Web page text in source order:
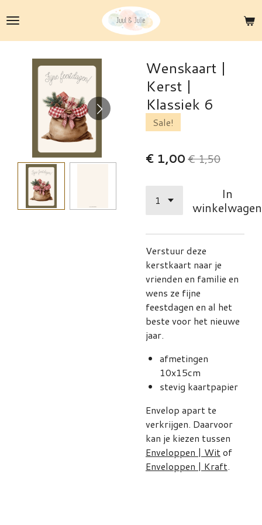
direct
naar
hoofdinhoud
Wenskaart |
Kerst |
Klassiek 6
Sale!
€ 1,00€ 1,50
In
winkelwagen
Verstuur deze
kerstkaart naar je
vrienden en familie en
wens ze fijne
feestdagen en al het
beste voor het nieuwe
jaar.
afmetingen
10x15cm
stevig kaartpapier
Envelop apart te
verkrijgen. Daarvoor
kan je kiezen tussen
Enveloppen | Witof
Enveloppen | Kraft.